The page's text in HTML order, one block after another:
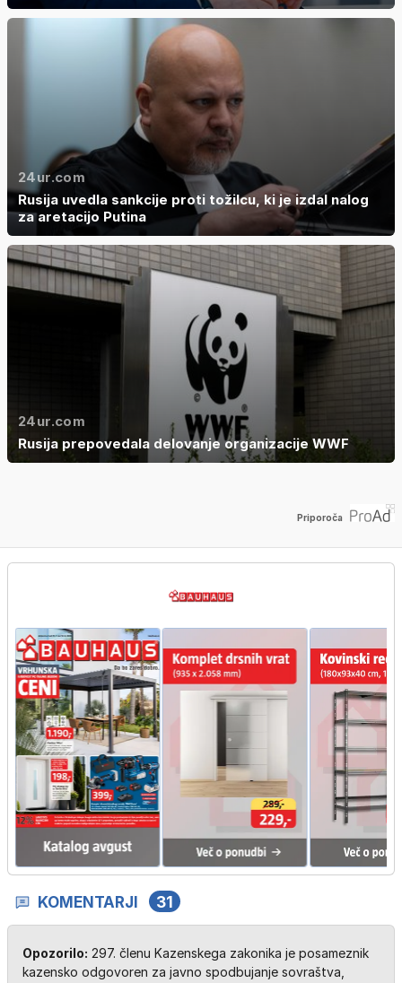
24ur.com
Rusija uvedla sankcije proti tožilcu, ki je izdal nalog
za aretacijo Putina
24ur.com
Rusija prepovedala delovanje organizacije WWF
Priporoča
KOMENTARJI 31
Opozorilo: 297. členu Kazenskega zakonika je posameznik
kazensko odgovoren za javno spodbujanje sovraštva,